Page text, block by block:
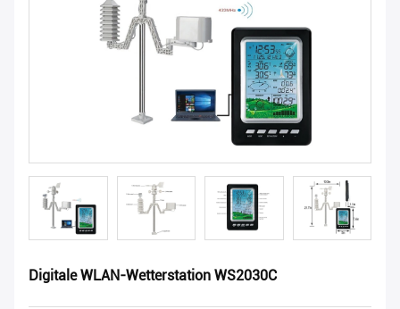
Digitale WLAN-Wetterstation WS2030C